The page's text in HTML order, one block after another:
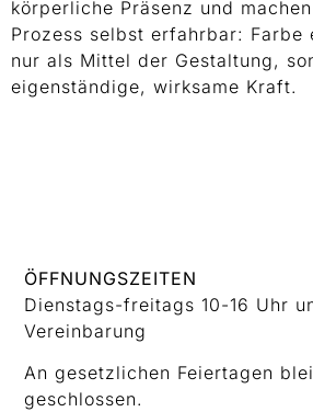
körperliche Präsenz und
Prozess selbst erfahrbar: Farbe
nur als Mittel der Gestaltung,
eigenständige, wirksame Kraft.
ÖFFNUNGSZEITEN
Dienstags-freitags 10-16 Uhr
Vereinbarung
An gesetzlichen Feiertagen
geschlossen.